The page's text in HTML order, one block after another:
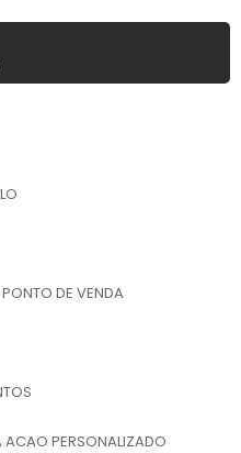
DE VENDA
ACAO PERSONALIZADO